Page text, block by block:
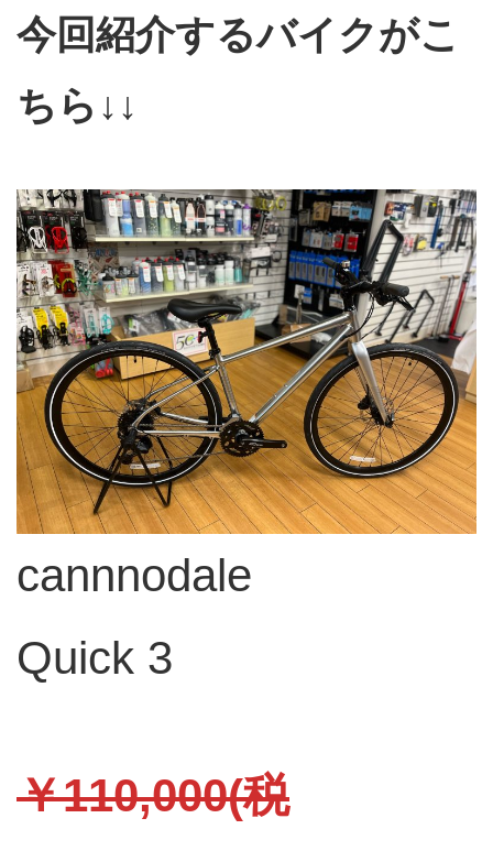
今回紹介するバイクがこ
ちら↓↓
cannnodale
Quick 3
￥110,000(税